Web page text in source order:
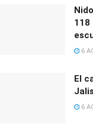
118
6
El
6